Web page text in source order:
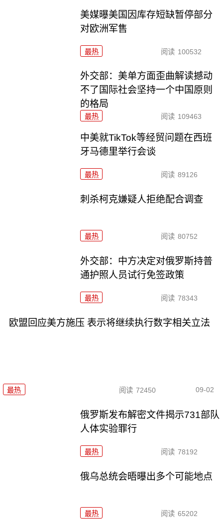
美媒曝美国因库存短缺暂停部分
对欧洲军售
最热 阅读 100532
外交部：美单方面歪曲解读撼动
不了国际社会坚持一个中国原则
的格局
最热 阅读 109463
中美就TikTok等经贸问题在西班
牙马德里举行会谈
最热 阅读 89126
刺杀柯克嫌疑人拒绝配合调查
最热 阅读 80752
外交部：中方决定对俄罗斯持普
通护照人员试行免签政策
最热 阅读 78343
欧盟回应美方施压 表示将继续执行数字相关立法
最热 阅读 72450 09-02
俄罗斯发布解密文件揭示731部队
人体实验罪行
最热 阅读 78192
俄乌总统会晤曝出多个可能地点
最热 阅读 65202